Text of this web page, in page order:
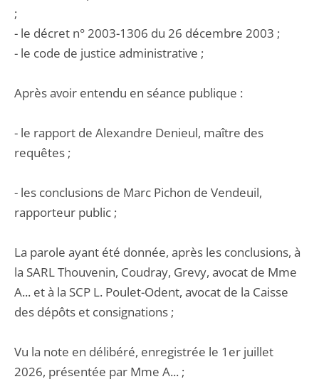
;
- le décret n° 2003-1306 du 26 décembre 2003 ;
- le code de justice administrative ;
Après avoir entendu en séance publique :
- le rapport de Alexandre Denieul, maître des
requêtes ;
- les conclusions de Marc Pichon de Vendeuil,
rapporteur public ;
La parole ayant été donnée, après les conclusions, à
la SARL Thouvenin, Coudray, Grevy, avocat de Mme
A... et à la SCP L. Poulet-Odent, avocat de la Caisse
des dépôts et consignations ;
Vu la note en délibéré, enregistrée le 1er juillet
2026, présentée par Mme A... ;